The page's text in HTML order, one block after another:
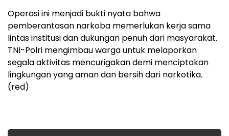
Operasi ini menjadi bukti nyata bahwa
pemberantasan narkoba memerlukan kerja sama
lintas institusi dan dukungan penuh dari masyarakat.
TNI-Polri mengimbau warga untuk melaporkan
segala aktivitas mencurigakan demi menciptakan
lingkungan yang aman dan bersih dari narkotika.
(red)